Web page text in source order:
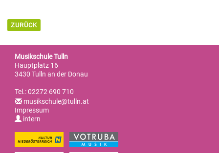
ZURÜCK
Musikschule Tulln
Hauptplatz 16
3430 Tulln an der Donau
Tel.: 02272 690 710
musikschule@tulln.at
Impressum
intern